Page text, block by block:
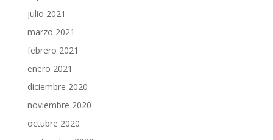
julio 2021
marzo 2021
febrero 2021
enero 2021
diciembre 2020
noviembre 2020
octubre 2020